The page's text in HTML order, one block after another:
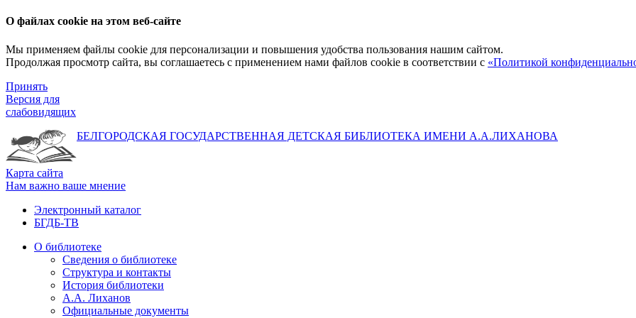
О файлах cookie на этом веб-сайте
Мы применяем файлы cookie для персонализации и повышения удобства пользования нашим сайтом.
Продолжая просмотр сайта, вы соглашаетесь с применением нами файлов cookie в соответствии с «Политикой
Принять
Версия для
слабовидящих
БЕЛГОРОДСКАЯ ГОСУДАРСТВЕННАЯ ДЕТСКАЯ БИБЛИОТЕКА ИМЕНИ А.А.ЛИХАНОВА
Карта сайта
Нам важно ваше мнение
Электронный каталог
БГДБ-ТВ
О библиотеке
Сведения о библиотеке
Структура и контакты
История библиотеки
А.А. Лиханов
Официальные документы